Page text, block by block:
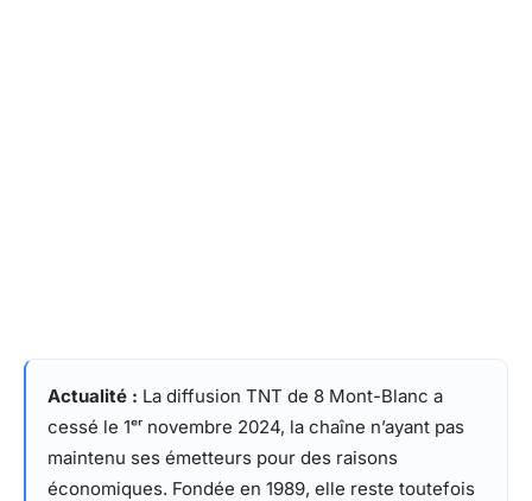
Actualité : La diffusion TNT de 8 Mont-Blanc a
cessé le 1ᵉʳ novembre 2024, la chaîne n’ayant pas
maintenu ses émetteurs pour des raisons
économiques. Fondée en 1989, elle reste toutefois